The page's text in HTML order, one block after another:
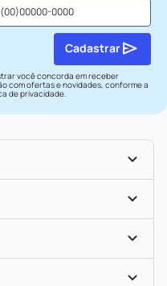
você concorda em receber
com ofertas e novidades, conforme a
de privacidade.
Cadastrar